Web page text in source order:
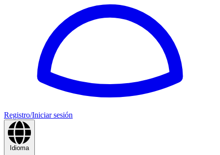
Registro/Iniciar sesión
Idioma